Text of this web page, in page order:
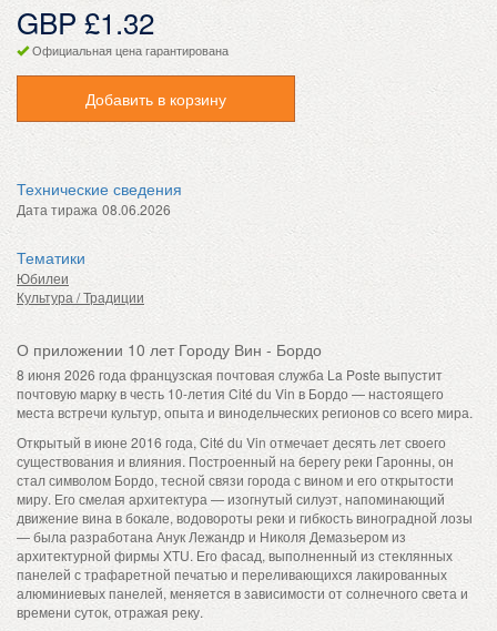
GBP £1.32
Официальная цена гарантирована
Добавить в корзину
Технические сведения
Дата тиража 08.06.2026
Тематики
Юбилеи
Культура / Традиции
О приложении 10 лет Городу Вин - Бордо
8 июня 2026 года французская почтовая служба La Poste выпустит
почтовую марку в честь 10-летия Cité du Vin в Бордо — настоящего
места встречи культур, опыта и винодельческих регионов со всего мира.
Открытый в июне 2016 года, Cité du Vin отмечает десять лет своего
существования и влияния. Построенный на берегу реки Гаронны, он
стал символом Бордо, тесной связи города с вином и его открытости
миру. Его смелая архитектура — изогнутый силуэт, напоминающий
движение вина в бокале, водовороты реки и гибкость виноградной лозы
— была разработана Анук Лежандр и Николя Демазьером из
архитектурной фирмы XTU. Его фасад, выполненный из стеклянных
панелей с трафаретной печатью и переливающихся лакированных
алюминиевых панелей, меняется в зависимости от солнечного света и
времени суток, отражая реку.